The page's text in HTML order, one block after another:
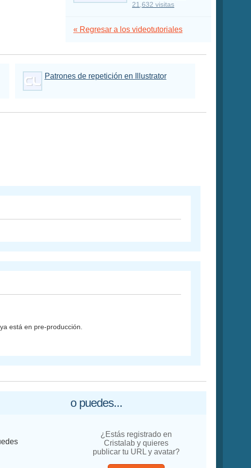
21,632 visitas
« Regresar a los videotutoriales
Patrones de repetición en Illustrator
está en pre-producción.
o puedes...
¿Estás registrado en
Cristalab y quieres
publicar tu URL y avatar?